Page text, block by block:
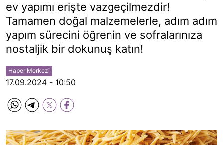
ev yapımı erişte vazgeçilmezdir!
Tamamen doğal malzemelerle, adım adım
yapım sürecini öğrenin ve sofralarınıza
nostaljik bir dokunuş katın!
Haber Merkezi
17.09.2024 - 10:50